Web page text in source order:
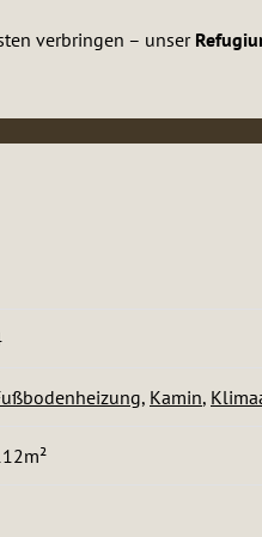
verbringen – unser
, Kamin,